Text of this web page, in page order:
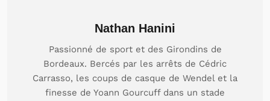
Nathan Hanini
Passionné de sport et des Girondins de
Bordeaux. Bercés par les arrêts de Cédric
Carrasso, les coups de casque de Wendel et la
finesse de Yoann Gourcuff dans un stade